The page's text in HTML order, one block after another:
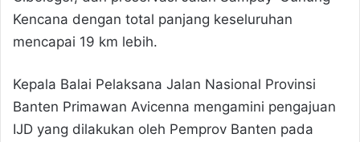
Kencana dengan total panjang keseluruhan
mencapai 19 km lebih.
Kepala Balai Pelaksana Jalan Nasional Provinsi
Banten Primawan Avicenna mengamini pengajuan
IJD yang dilakukan oleh Pemprov Banten pada